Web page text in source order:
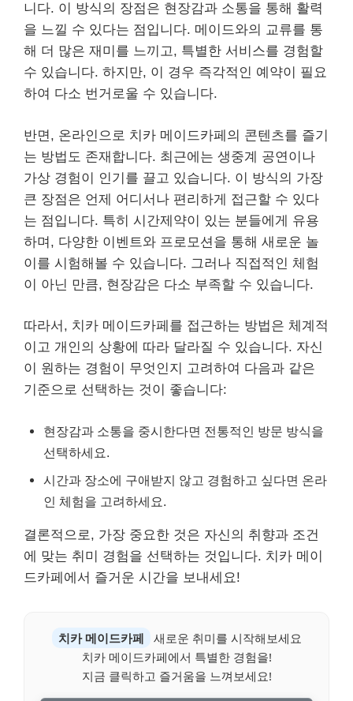
니다. 이 방식의 장점은 현장감과 소통을 통해 활력
을 느낄 수 있다는 점입니다. 메이드와의 교류를 통
해 더 많은 재미를 느끼고, 특별한 서비스를 경험할
수 있습니다. 하지만, 이 경우 즉각적인 예약이 필요
하여 다소 번거로울 수 있습니다.
반면, 온라인으로 치카 메이드카페의 콘텐츠를 즐기
는 방법도 존재합니다. 최근에는 생중계 공연이나
가상 경험이 인기를 끌고 있습니다. 이 방식의 가장
큰 장점은 언제 어디서나 편리하게 접근할 수 있다
는 점입니다. 특히 시간제약이 있는 분들에게 유용
하며, 다양한 이벤트와 프로모션을 통해 새로운 놀
이를 시험해볼 수 있습니다. 그러나 직접적인 체험
이 아닌 만큼, 현장감은 다소 부족할 수 있습니다.
따라서, 치카 메이드카페를 접근하는 방법은 체계적
이고 개인의 상황에 따라 달라질 수 있습니다. 자신
이 원하는 경험이 무엇인지 고려하여 다음과 같은
기준으로 선택하는 것이 좋습니다:
현장감과 소통을 중시한다면 전통적인 방문 방식을
선택하세요.
시간과 장소에 구애받지 않고 경험하고 싶다면 온라
인 체험을 고려하세요.
결론적으로, 가장 중요한 것은 자신의 취향과 조건
에 맞는 취미 경험을 선택하는 것입니다. 치카 메이
드카페에서 즐거운 시간을 보내세요!
치카 메이드카페
새로운 취미를 시작해보세요
치카 메이드카페에서 특별한 경험을!
지금 클릭하고 즐거움을 느껴보세요!